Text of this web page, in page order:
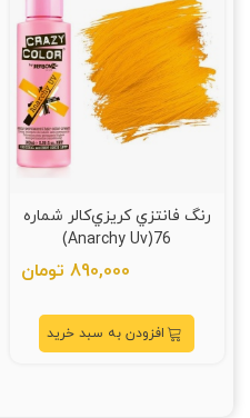
رنگ فانتزي کريزي‌کالر شماره
76(Anarchy Uv)
890,000 تومان
افزودن به سبد خرید